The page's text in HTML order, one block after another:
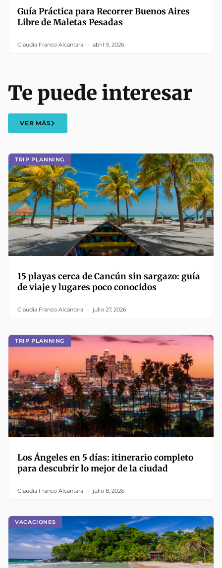
Guía Práctica para Recorrer Buenos Aires
Libre de Maletas Pesadas
Claudia Franco Alcántara abril 9, 2026
TRIP PLANNING
15 playas cerca de Cancún sin sargazo: guía
de viaje y lugares poco conocidos
Claudia Franco Alcántara julio 27, 2026
TRIP PLANNING
Los Ángeles en 5 días: itinerario completo
para descubrir lo mejor de la ciudad
Claudia Franco Alcántara julio 8, 2026
VACACIONES
Te puede interesar
VER MÁS